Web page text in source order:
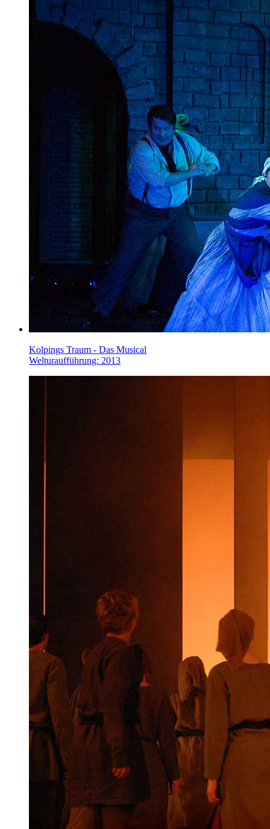
Kolpings Traum - Das Musical
Welturaufführung: 2013